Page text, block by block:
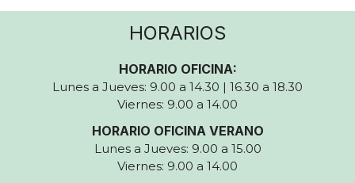
HORARIOS
HORARIO OFICINA:
Lunes a Jueves: 9.00 a 14.30 | 16.30 a 18.30
Viernes: 9.00 a 14.00
HORARIO OFICINA VERANO
Lunes a Jueves: 9.00 a 15.00
Viernes: 9.00 a 14.00